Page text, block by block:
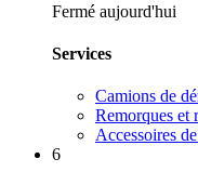
Fermé aujourd'hui
Services
Camions de
Remorques et
Accessoires
6